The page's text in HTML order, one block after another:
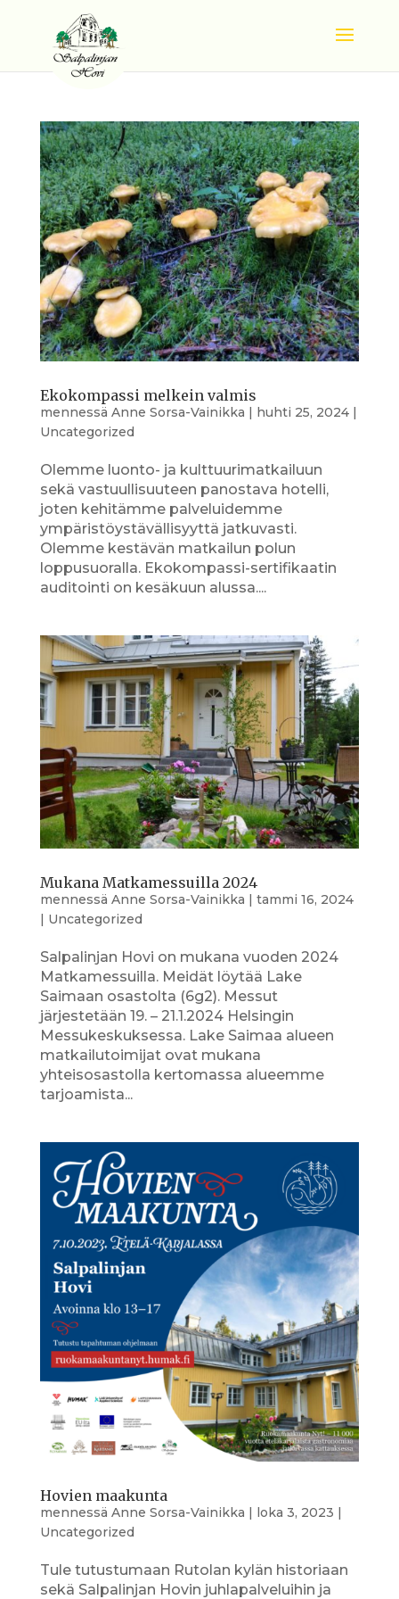
Ekokompassi melkein valmis
mennessä Anne Sorsa-Vainikka | huhti 25, 2024|
Uncategorized
Olemme luonto- ja kulttuurimatkailuun
sekä vastuullisuuteen panostava hotelli,
joten kehitämme palveluidemme
ympäristöystävällisyyttä jatkuvasti.
Olemme kestävän matkailun polun
loppusuoralla. Ekokompassi-sertifikaatin
auditointi on kesäkuun alussa....
Mukana Matkamessuilla 2024
mennessä Anne Sorsa-Vainikka | tammi 16, 2024
| Uncategorized
Salpalinjan Hovi on mukana vuoden 2024
Matkamessuilla. Meidät löytää Lake
Saimaan osastolta (6g2). Messut
järjestetään 19. – 21.1.2024 Helsingin
Messukeskuksessa. Lake Saimaa alueen
matkailutoimijat ovat mukana
yhteisosastolla kertomassa alueemme
tarjoamista...
Hovien maakunta
mennessä Anne Sorsa-Vainikka | loka 3, 2023 |
Uncategorized
Tule tutustumaan Rutolan kylän historiaan
sekä Salpalinjan Hovin juhlapalveluihin ja